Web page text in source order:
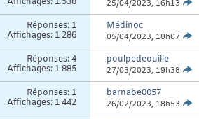
25/04/2023, 16h13
Réponses: 1
Affichages: 1 286
Médinoc
05/04/2023, 18h07
Réponses:4
Affichages: 1 885
poulpedeouille
27/03/2023, 19h38
Réponses: 1
Affichages: 1 442
barnabe0057
26/02/2023, 18h53